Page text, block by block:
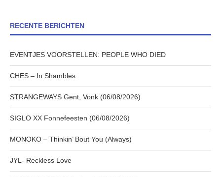
RECENTE BERICHTEN
EVENTJES VOORSTELLEN: PEOPLE WHO DIED
CHES – In Shambles
STRANGEWAYS Gent, Vonk (06/08/2026)
SIGLO XX Fonnefeesten (06/08/2026)
MONOKO – Thinkin’ Bout You (Always)
JYL- Reckless Love